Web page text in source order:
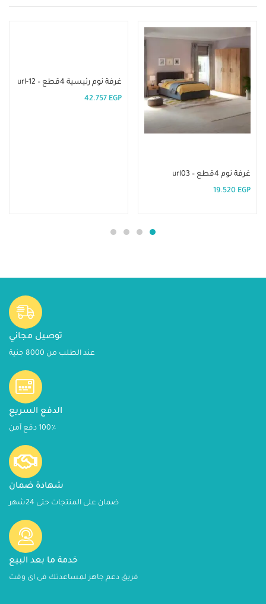
غرفة نوم 4قطع – url03
19.520 EGP
غرفة نوم رئيسية 4قطع – url-12
42.757 EGP
توصيل مجاني
عند الطلب من 8000 جنية
الدفع السريع
100٪ دفع آمن
شهادة ضمان
ضمان على المنتجات حتى 24شهر
خدمة ما بعد البيع
فريق دعم جاهز لمساعدتك فى اى وقت